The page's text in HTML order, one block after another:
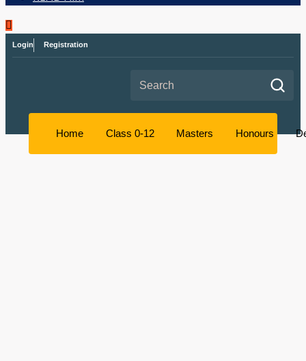
Login Registration
Home Class 0-12 Masters Honours